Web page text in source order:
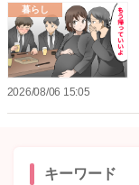
暮らし
2026/08/06 15:05
キーワード